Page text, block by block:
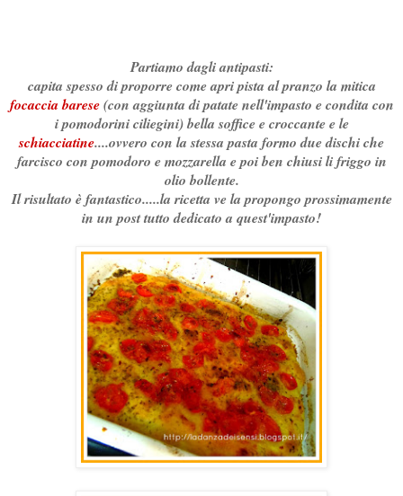
Partiamo dagli antipasti:
capita spesso di proporre come apri pista al pranzo la mitica
focaccia barese(con aggiunta di patate nell'impasto e condita con
i pomodorini ciliegini) bella soffice e croccante e le
schiacciatine....ovvero con la stessa pasta formo due dischi che
farcisco con pomodoro e mozzarella e poi ben chiusi li friggo in
olio bollente.
Il risultato è fantastico.....la ricetta ve la propongo prossimamente
in un post tutto dedicato a quest'impasto!